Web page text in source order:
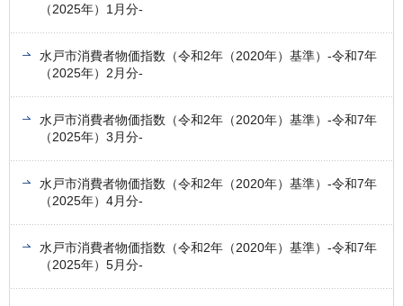
（2025年）1月分-
水戸市消費者物価指数（令和2年（2020年）基準）-令和7年
（2025年）2月分-
水戸市消費者物価指数（令和2年（2020年）基準）-令和7年
（2025年）3月分-
水戸市消費者物価指数（令和2年（2020年）基準）-令和7年
（2025年）4月分-
水戸市消費者物価指数（令和2年（2020年）基準）-令和7年
（2025年）5月分-